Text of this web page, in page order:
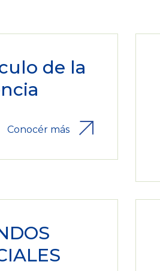
de la
Conocér más